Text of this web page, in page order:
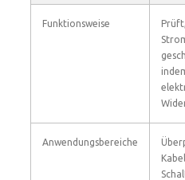
Funktionsweise
Anwendungsbereiche